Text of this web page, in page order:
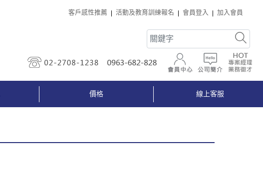
客戶感性推薦 活動及教育訓練報名 會員登入 加入會員
0963-682-828會員中心 公司簡介
價格 線上客服